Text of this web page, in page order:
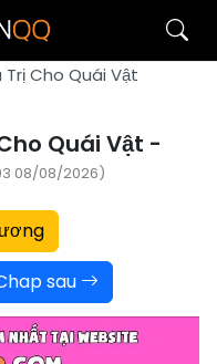
Cho Quái Vật
Quái Vật -
08/08/2026)
sau